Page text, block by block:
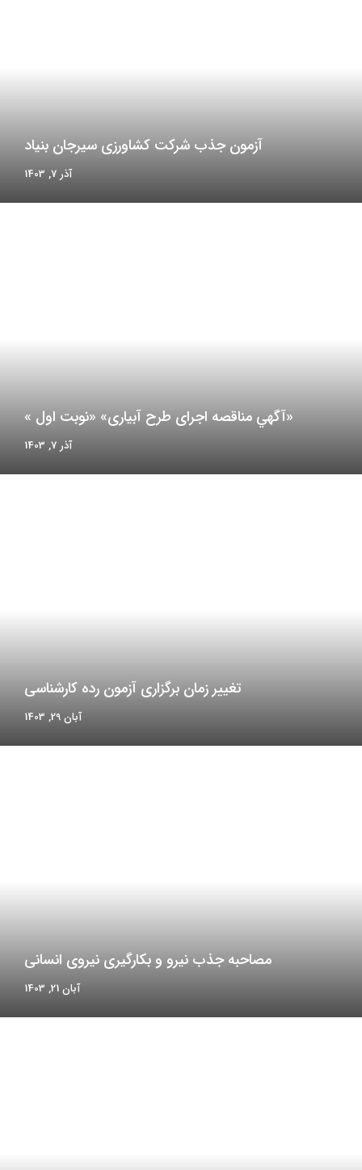
آزمون جذب شرکت کشاورزی سیرجان بنیاد
آذر 7, 1403
«آگهي مناقصه اجرای طرح آبیاری» «نوبت اول »
آذر 7, 1403
تغییر زمان برگزاری آزمون رده کارشناسی
آبان 29, 1403
مصاحبه جذب نیرو و بکارگیری نیروی انسانی
آبان 21, 1403